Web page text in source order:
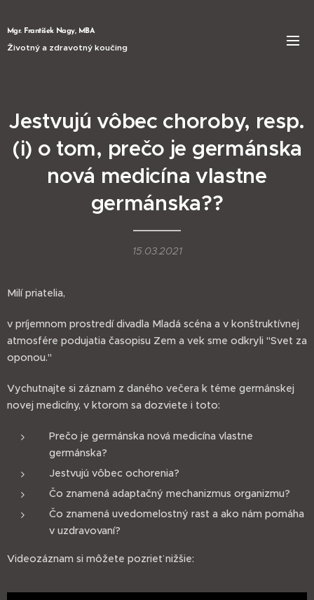
Mgr. František Nagy, MBA
Životný a zdravotný koučing
Jestvujú vôbec choroby, resp.
(i) o tom, prečo je germánska
nová medicína vlastne
germánska??
15.03.2021
Milí priatelia,
v príjemnom prostredí divadla Mladá scéna a v konštruktívnej
atmosfére podujatia časopisu Zem a vek sme odkryli "Svet za
oponou."
Vychutnajte si záznam z daného večera k téme germánskej
novej medicíny, v ktorom sa dozviete i toto:
Prečo je germánska nová medicína vlastne
germánska?
Jestvujú vôbec ochorenia?
Čo znamená adaptačný mechanizmus organizmu?
Čo znamená uvedomelostný rast a ako nám pomáha
v uzdravovaní?
Videozáznam si môžete pozrieť nižšie: